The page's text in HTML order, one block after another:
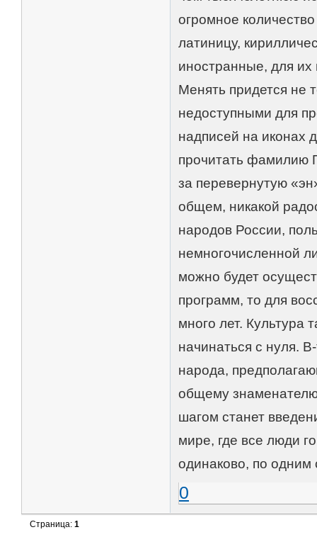
огромное
латиницу,
иностранные, для их
Менять придется не
недоступными для
надписей на иконах
прочитать фамилию
за перевернутую
общем, никакой
народов России,
немногочисленной
можно будет
программ, то для
много лет. Культура
начинаться с нуля.
народа,
общему
шагом станет
мире, где все люди
одинаково, по одним
0
Страница:1